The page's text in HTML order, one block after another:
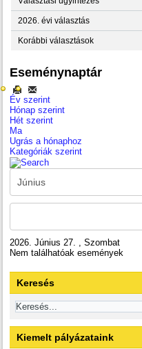
2026. évi választás
Korábbi választások
Eseménynaptár
Év szerint
Hónap szerint
Hét szerint
Ma
Ugrás a hónaphoz
Kategóriák szerint
2026. Június 27. , Szombat
Nem találhatóak események
Keresés
Kiemelt pályázataink